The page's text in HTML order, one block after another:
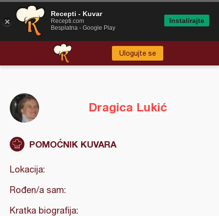
Ulogujte se
Dragica Lukić
POMOĆNIK KUVARA
Lokacija:
Rođen/a sam:
Kratka biografija:
Recepti - Kuvar
Recepti.com
Besplatna - Google Play
Instalirajte